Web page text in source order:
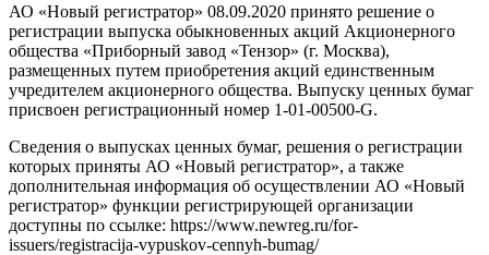
АО «Новый регистратор» 08.09.2020 принято решение о
регистрации выпуска обыкновенных акций Акционерного
общества «Приборный завод «Тензор» (г. Москва),
размещенных путем приобретения акций единственным
учредителем акционерного общества. Выпуску ценных бумаг
присвоен регистрационный номер 1-01-00500-G.
Сведения о выпусках ценных бумаг, решения о регистрации
которых приняты АО «Новый регистратор», а также
дополнительная информация об осуществлении АО «Новый
регистратор» функции регистрирующей организации
доступны по ссылке: https://www.newreg.ru/for-
issuers/registracija-vypuskov-cennyh-bumag/